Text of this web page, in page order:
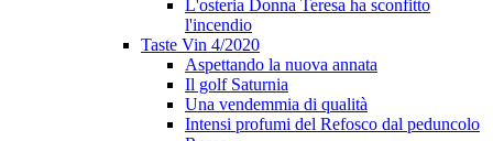
L'osteria Donna Teresa ha sconfitto
l'incendio
Taste Vin 4/2020
Aspettando la nuova annata
Il golf Saturnia
Una vendemmia di qualità
Intensi profumi del Refosco dal peduncolo